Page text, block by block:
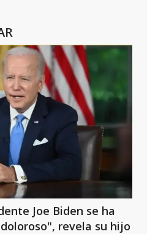
Joe Biden se ha
revela su hijo